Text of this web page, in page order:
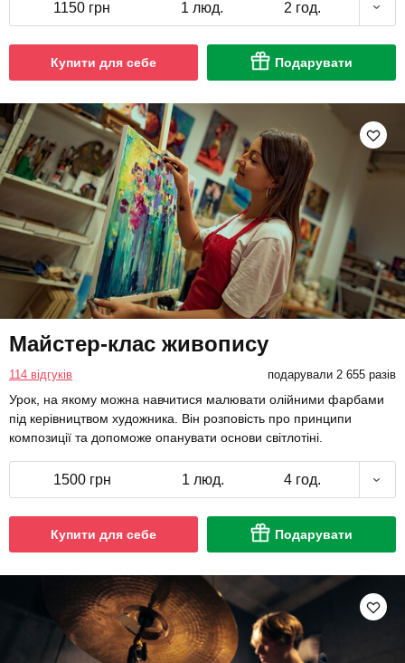
1150 грн 1 люд. 2 год.
Купити для себе Подарувати
Майстер-клас живопису
114 відгуків подарували 2 655 разів
Урок, на якому можна навчитися малювати олійними фарбами
під керівництвом художника. Він розповість про принципи
композиції та допоможе опанувати основи світлотіні.
1500 грн 1 люд. 4 год.
Купити для себе Подарувати